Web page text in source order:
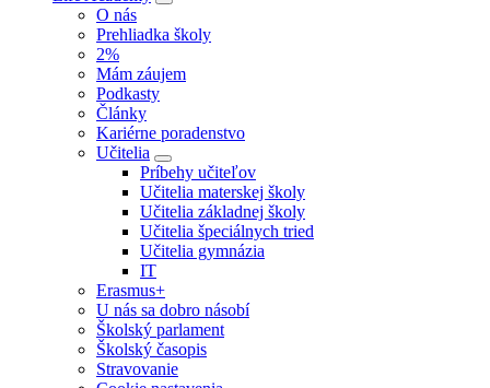
O nás
Prehliadka školy
2%
Mám záujem
Podkasty
Články
Kariérne poradenstvo
Učitelia
Príbehy učiteľov
Učitelia materskej školy
Učitelia základnej školy
Učitelia špeciálnych tried
Učitelia gymnázia
IT
Erasmus+
U nás sa dobro násobí
Školský parlament
Školský časopis
Stravovanie